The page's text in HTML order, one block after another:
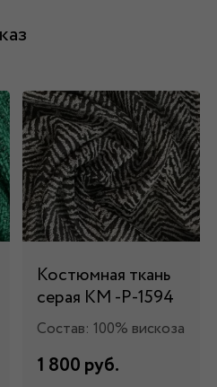
Костюмная ткань
серая КМ -Р-1594
Состав: 100% вискоза
1 800 руб.